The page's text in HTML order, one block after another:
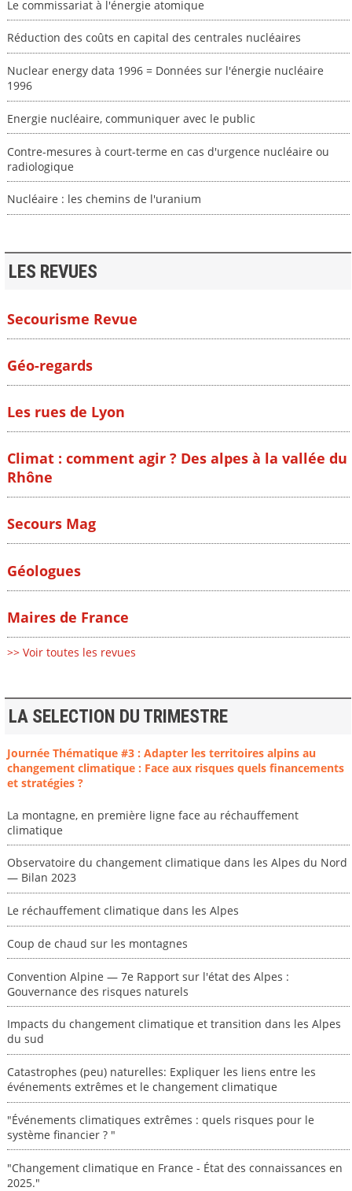
Le commissariat à l'énergie atomique
Réduction des coûts en capital des centrales nucléaires
Nuclear energy data 1996 = Données sur l'énergie nucléaire
1996
Energie nucléaire, communiquer avec le public
Contre-mesures à court-terme en cas d'urgence nucléaire ou
radiologique
Nucléaire : les chemins de l'uranium
LES REVUES
Secourisme Revue
Géo-regards
Les rues de Lyon
Climat : comment agir ? Des alpes à la vallée du
Rhône
Secours Mag
Géologues
Maires de France
>> Voir toutes les revues
LA SELECTION DU TRIMESTRE
Journée Thématique #3 : Adapter les territoires alpins au
changement climatique : Face aux risques quels financements
et stratégies ?
La montagne, en première ligne face au réchauffement
climatique
Observatoire du changement climatique dans les Alpes du Nord
— Bilan 2023
Le réchauffement climatique dans les Alpes
Coup de chaud sur les montagnes
Convention Alpine — 7e Rapport sur l'état des Alpes :
Gouvernance des risques naturels
Impacts du changement climatique et transition dans les Alpes
du sud
Catastrophes (peu) naturelles: Expliquer les liens entre les
événements extrêmes et le changement climatique
"Événements climatiques extrêmes : quels risques pour le
système financier ? "
"Changement climatique en France - État des connaissances en
2025."